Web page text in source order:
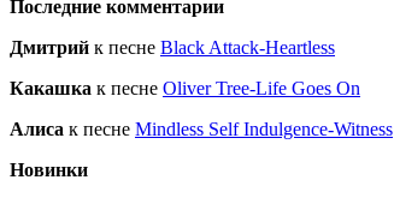
Последние комментарии
Дмитрий к песне Black Attack-Heartless
Какашка к песне Oliver Tree-Life Goes On
Алиса к песне Mindless Self Indulgence-Witness
Новинки